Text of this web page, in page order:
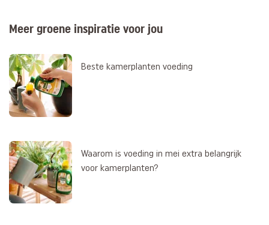
Meer groene inspiratie voor jou
Beste kamerplanten voeding
Waarom is voeding in mei extra belangrijk
voor kamerplanten?